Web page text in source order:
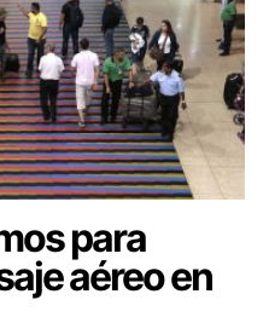
para
aéreo en